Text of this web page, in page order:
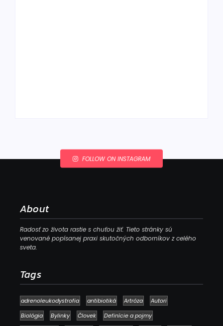
FOLLOW ON INSTAGRAM
About
Radosť zo života rastie s chuťou žiť. Tieto stránky sú
venované popísanej praxi skutočných odborníkov z celého
sveta.
Tags
adrenoleukodystrofia antibiotiká Artróza
Autori
Biológia
Bylinky Človek
Definície a pojmy